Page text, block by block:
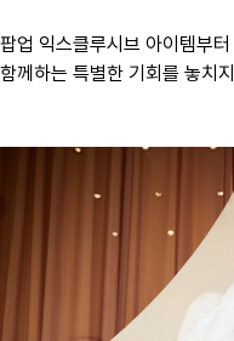
팝업 익스클루시브 아이템부
함께하는 특별한 기회를 놓치